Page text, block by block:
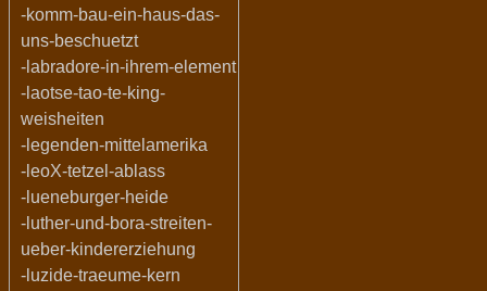
-komm-bau-ein-haus-das-
uns-beschuetzt
-labradore-in-ihrem-element
-laotse-tao-te-king-
weisheiten
-legenden-mittelamerika
-leoX-tetzel-ablass
-lueneburger-heide
-luther-und-bora-streiten-
ueber-kindererziehung
-luzide-traeume-kern